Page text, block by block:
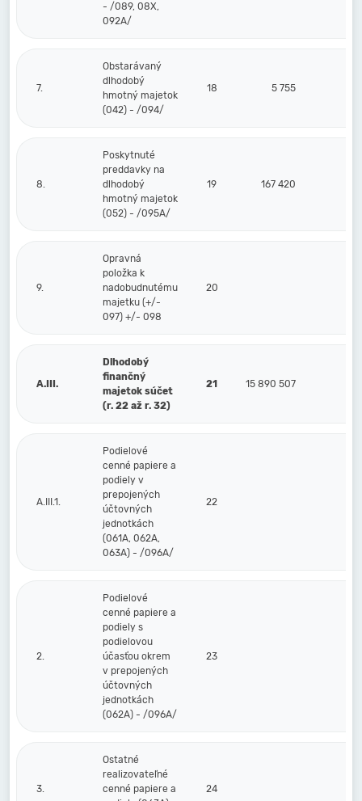
- /089, 08X,
092A/
7.
Obstarávaný
dlhodobý
hmotný majetok
(042) - /094/
18 5 755
8.
Poskytnuté
preddavky na
dlhodobý
hmotný majetok
(052) - /095A/
19 167 420
9.
Opravná
položka k
nadobudnutému
majetku (+/-
097) +/- 098
20
A.III.
Dlhodobý
finančný
majetok súčet
(r. 22 až r. 32)
21 15 890 507
A.III.1.
Podielové
cenné papiere a
podiely v
prepojených
účtovných
jednotkách
(061A, 062A,
063A) - /096A/
22
2.
Podielové
cenné papiere a
podiely s
podielovou
účasťou okrem
v prepojených
účtovných
jednotkách
(062A) - /096A/
23
3.
Ostatné
realizovateľné
cenné papiere a
24